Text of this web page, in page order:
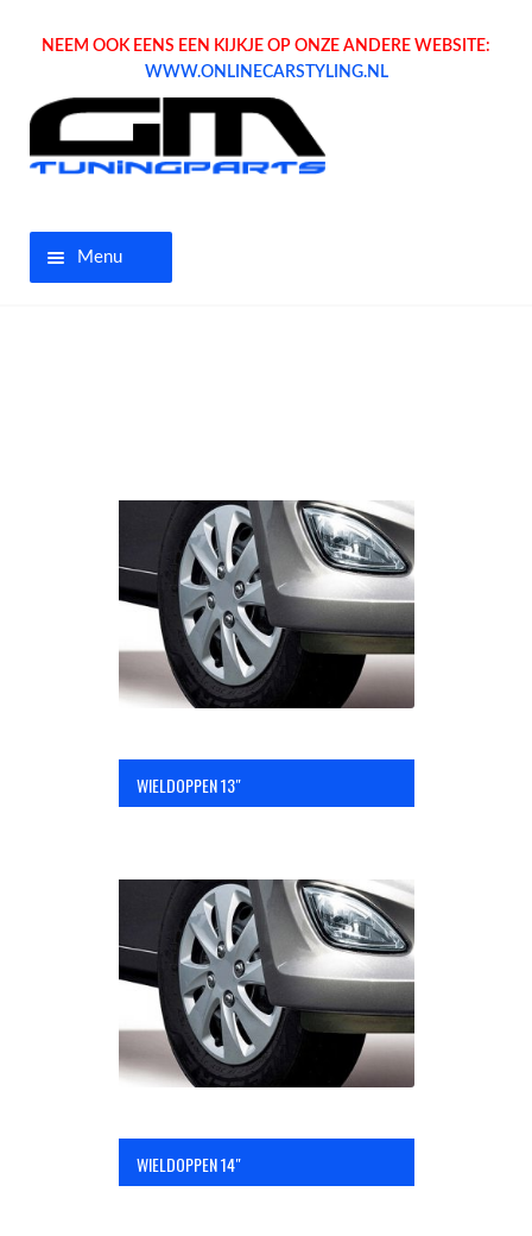
NEEM OOK EENS EEN KIJKJE OP ONZE ANDERE WEBSITE:
WWW.ONLINECARSTYLING.NL
Menu
OPC Line
Bedrijfswagen parts
Inloggen / Registreren
WIELDOPPEN 13″
WIELDOPPEN 14″